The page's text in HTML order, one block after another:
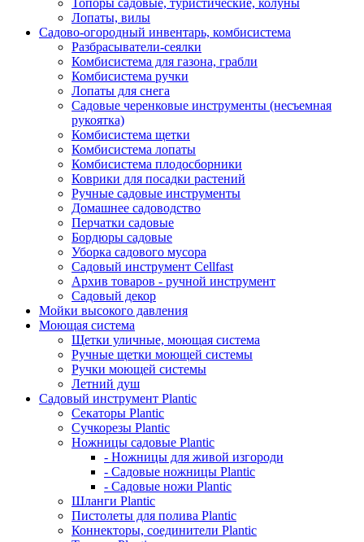
Топоры садовые, туристические, колуны
Лопаты, вилы
Садово-огородный инвентарь, комбисистема
Разбрасыватели-сеялки
Комбисистема для газона, грабли
Комбисистема ручки
Лопаты для снега
Садовые черенковые инструменты (несъемная
рукоятка)
Комбисистема щетки
Комбисистема лопаты
Комбисистема плодосборники
Коврики для посадки растений
Ручные садовые инструменты
Домашнее садоводство
Перчатки садовые
Бордюры садовые
Уборка садового мусора
Садовый инструмент Cellfast
Архив товаров - ручной инструмент
Садовый декор
Мойки высокого давления
Моющая система
Щетки уличные, моющая система
Ручные щетки моющей системы
Ручки моющей системы
Летний душ
Садовый инструмент Plantic
Секаторы Plantic
Сучкорезы Plantic
Ножницы садовые Plantic
- Ножницы для живой изгороди
- Садовые ножницы Plantic
- Садовые ножи Plantic
Шланги Plantic
Пистолеты для полива Plantic
Коннекторы, соединители Plantic